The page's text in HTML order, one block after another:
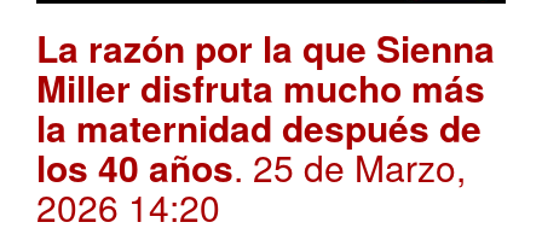
La razón por la que Sienna
Miller disfruta mucho más
la maternidad después de
los 40 años. 25 de Marzo,
2026 14:20